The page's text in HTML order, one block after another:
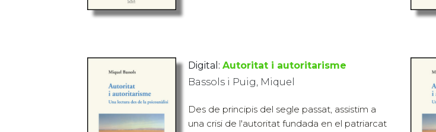
Digital: Autoritat i autoritarisme
Bassols i Puig, Miquel
Des de principis del segle passat, assistim a
una crisi de l'autoritat fundada en el patriarcat